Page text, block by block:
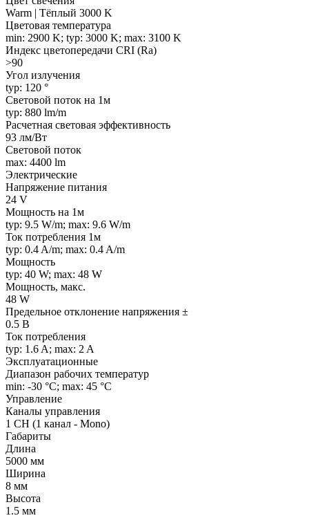
Warm | Тёплый 3000 K
Цветовая температура
min: 2900 K; typ: 3000 K; max: 3100 K
Индекс цветопередачи CRI (Ra)
>90
Угол излучения
typ: 120 °
Световой поток на 1м
typ: 880 lm/m
Расчетная световая эффективность
93 лм/Вт
Световой поток
max: 4400 lm
Электрические
Напряжение питания
24 V
Мощность на 1м
typ: 9.5 W/m; max: 9.6 W/m
Ток потребления 1м
typ: 0.4 A/m; max: 0.4 A/m
Мощность
typ: 40 W; max: 48 W
Мощность, макс.
48 W
Предельное отклонение напряжения ±
0.5 В
Ток потребления
typ: 1.6 A; max: 2 A
Эксплуатационные
Диапазон рабочих температур
min: -30 °C; max: 45 °C
Управление
Каналы управления
1 CH (1 канал - Mono)
Габариты
Длина
5000 мм
Ширина
8 мм
Высота
1.5 мм